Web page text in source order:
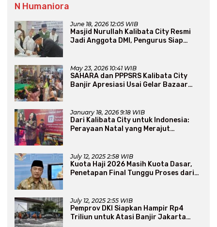
N Humaniora
June 18, 2026 12:05 WIB
Masjid Nurullah Kalibata City Resmi
Jadi Anggota DMI, Pengurus Siap
May 23, 2026 10:41 WIB
SAHARA dan PPPSRS Kalibata City
Banjir Apresiasi Usai Gelar Bazaar
January 18, 2026 9:18 WIB
Dari Kalibata City untuk Indonesia:
Perayaan Natal yang Merajut
July 12, 2025 2:58 WIB
Kuota Haji 2026 Masih Kuota Dasar,
Penetapan Final Tunggu Proses dari
July 12, 2025 2:55 WIB
Pemprov DKI Siapkan Hampir Rp4
Triliun untuk Atasi Banjir Jakarta